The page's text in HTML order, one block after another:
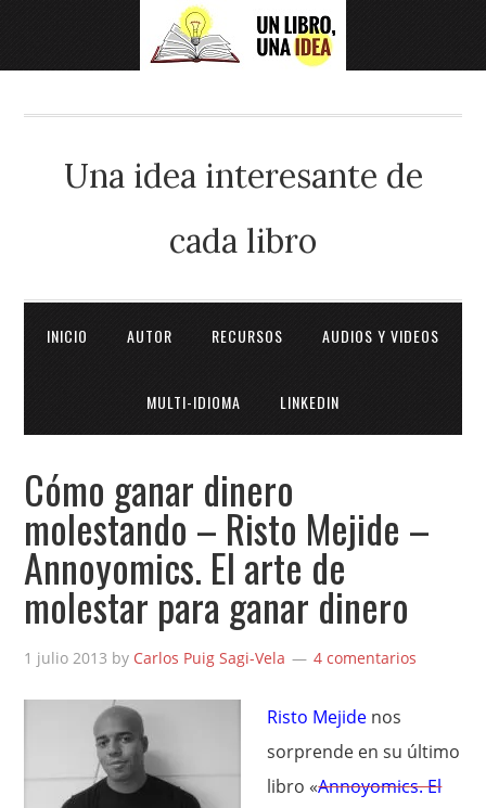
Una idea interesante de
cada libro
INICIO AUTOR RECURSOS AUDIOS Y VIDEOS
MULTI-IDIOMA LINKEDIN
Cómo ganar dinero
molestando – Risto Mejide –
Annoyomics. El arte de
molestar para ganar dinero
1 julio 2013 by Carlos Puig Sagi-Vela 4 comentarios
Risto Mejide nos
sorprende en su último
libro «Annoyomics. El